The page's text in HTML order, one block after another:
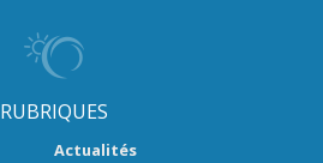
RUBRIQUES
Actualités